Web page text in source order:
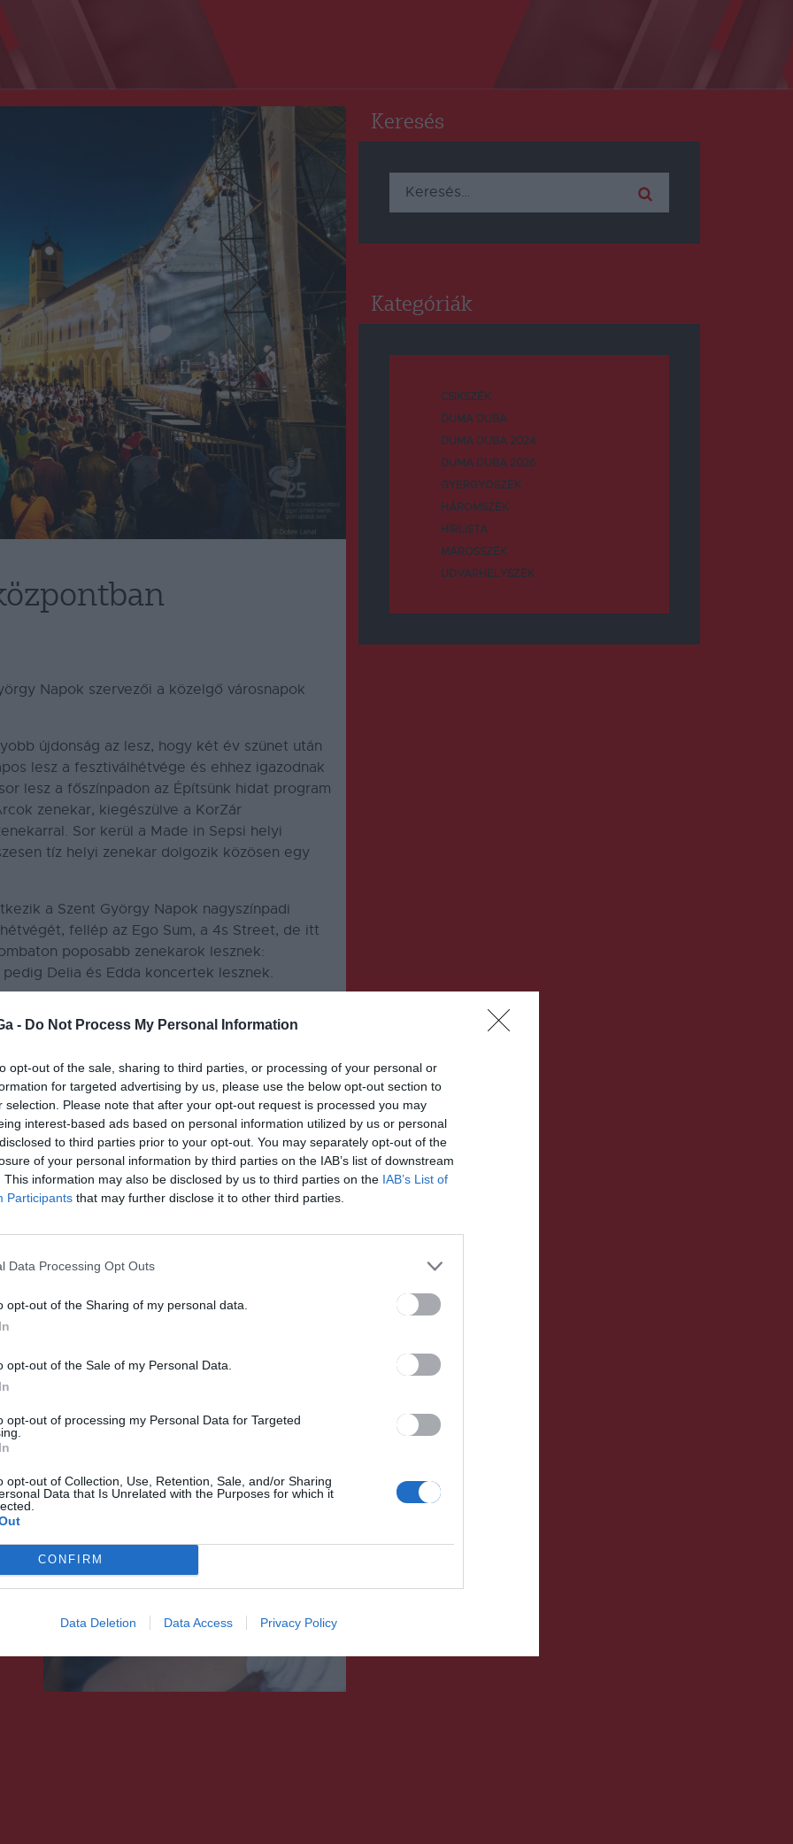
- Do Not Process My Personal Information
opt-out of the sale, sharing to third parties, or processing of your personal or
for targeted advertising by us, please use the below opt-out section to
selection. Please note that after your opt-out request is processed you may
interest-based ads based on personal information utilized by us or personal
to third parties prior to your opt-out. You may separately opt-out of the
of your personal information by third parties on the IAB’s list of downstream
This information may also be disclosed by us to third parties on the IAB’s List of
Participants that may further disclose it to other third parties.
Data Processing Opt Outs
opt-out of the Sharing of my personal data.
opt-out of the Sale of my Personal Data.
opt-out of processing my Personal Data for Targeted
opt-out of Collection, Use, Retention, Sale, and/or Sharing
Data that Is Unrelated with the Purposes for which it
CONFIRM
Data Deletion Data Access Privacy Policy
Napok szervezői a közelgő városnapok
újdonság az lesz, hogy két év szünet után
lesz a fesztiválhétvége és ehhez igazodnak
lesz a főszínpadon az Építsünk hidat program
zenekar, kiegészülve a KorZár
Sor kerül a Made in Sepsi helyi
tíz helyi zenekar dolgozik közösen egy
a Szent György Napok nagyszínpadi
fellép az Ego Sum, a 4s Street, de itt
poposabb zenekarok lesznek:
Delia és Edda koncertek lesznek.
tűz-show-val készülnek, ami nagyon
el a szervezők.
minden évben úgy állítják össze,
széles műfaji bontásban jelenjenek meg
évekhez képest idén nemzetközi hírnevű
a fesztivál körül, viszont reményeik
HÍRLISTA
Lassan fogynak az oltások
Keresés
Keresés:
Kategóriák
CSÍKSZÉK
DUMA DUBA
DUMA DUBA 2024
DUMA DUBA 2026
GYERGYÓSZÉK
HÁROMSZÉK
HÍRLISTA
MAROSSZÉK
UDVARHELYSZÉK